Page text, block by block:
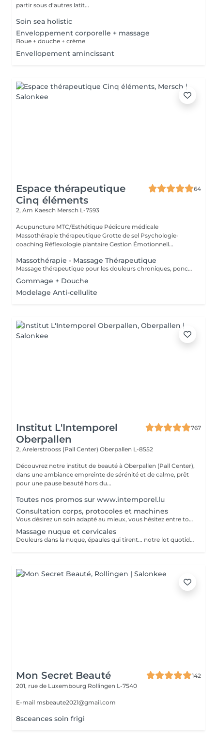
partir sous d'autres latit...
Soin sea holistic
Enveloppement corporelle + massage
Boue + douche + crème
Envellopement amincissant
Espace thérapeutique
Cinq éléments
64
2, Am Kaesch Mersch L-7593
Acupuncture MTC/Esthétique Pédicure médicale
Massothérapie thérapeutique Grotte de sel Psychologie-
coaching Réflexologie plantaire Gestion Émotionnell...
Massothérapie - Massage Thérapeutique
Massage thérapeutique pour les douleurs chroniques, ponctuelles ou psycho-corporelle. Massage également anti-stress, pour relâcher l'esprit et vous connecter à votre corps. Accompagnement Phytothérapie et Diapasons thérapeutiques.
Gommage + Douche
Modelage Anti-cellulite
Institut L'Intemporel
Oberpallen
767
2, Arelerstrooss (Pall Center) Oberpallen L-8552
Découvrez notre institut de beauté à Oberpallen (Pall Center),
dans une ambiance empreinte de sérénité et de calme, prêt
pour une pause beauté hors du...
Toutes nos promos sur www.intemporel.lu
Consultation corps, protocoles et machines
Vous désirez un soin adapté au mieux, vous hésitez entre toutes nos techniques, machines et protocoles divers. Nous avons donc mis en place ce moment privilégié avec une esthéticienne qui vous écoutera et répondra à vos attentes en vous conseillant au mieux. Les 25€ de la consultation vous seront déduits de votre soin si vous prenez rdv .
Massage nuque et cervicales
Douleurs dans la nuque, épaules qui tirent... notre lot quotidien à tous, ce massage aux huiles chaudes aromatiques détend et relaxe les muscles contractés. En complément de soin visage uniquement.
Mon Secret Beauté
142
201, rue de Luxembourg Rollingen L-7540
E-mail msbeaute2021@gmail.com
8sceances soin frigi